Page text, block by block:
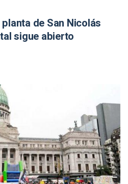
de San Nicolás
sigue abierto